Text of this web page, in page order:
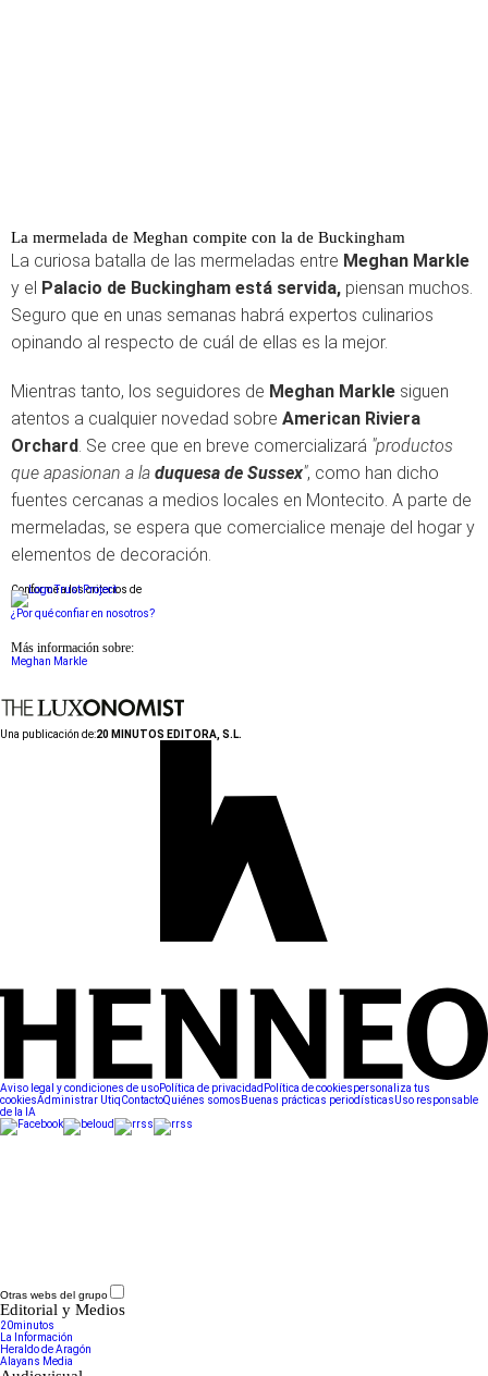
La mermelada de Meghan compite con la de Buckingham
La curiosa batalla de las mermeladas entre Meghan Markle
y el Palacio de Buckingham está servida, piensan muchos.
Seguro que en unas semanas habrá expertos culinarios
opinando al respecto de cuál de ellas es la mejor.
Mientras tanto, los seguidores de Meghan Markle siguen
atentos a cualquier novedad sobre American Riviera
Orchard. Se cree que en breve comercializará "productos
que apasionan a la duquesa de Sussex", como han dicho
fuentes cercanas a medios locales en Montecito. A parte de
mermeladas, se espera que comercialice menaje del hogar y
elementos de decoración.
Conforme a los criterios de
¿Por qué confiar en nosotros?
Más información sobre:
Meghan Markle
Una publicación de:20 MINUTOS EDITORA, S.L.
Aviso legal y condiciones de usoPolítica de privacidad Política de cookiespersonaliza tus
cookiesAdministrar UtiqContactoQuiénes somos Buenas prácticas periodísticasUso responsable
de la IA
Otras webs del grupo
Editorial y Medios
20minutos
La Información
Heraldo de Aragón
Alayans Media